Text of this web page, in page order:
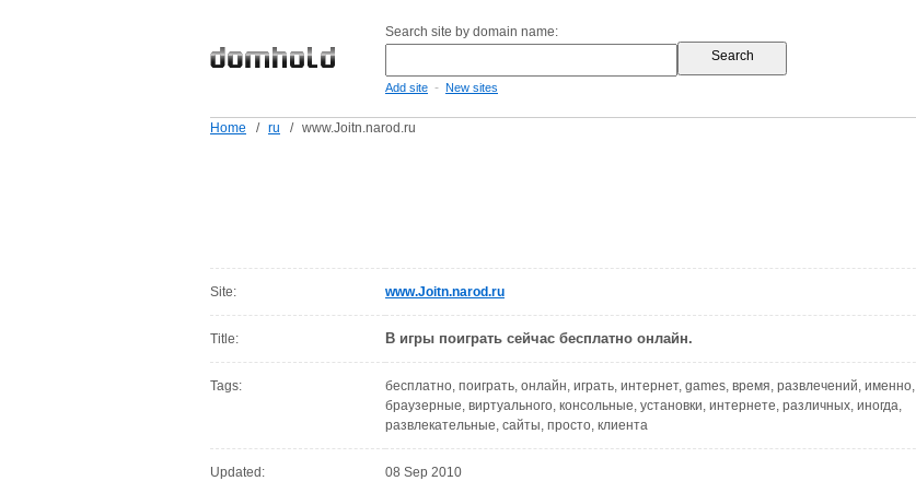
Search site by domain name:
Add site - New sites
Home / ru / www.Joitn.narod.ru
Site: www.Joitn.narod.ru
Title: В игры поиграть сейчас бесплатно онлайн.
Tags:
бесплатно, поиграть, онлайн, играть, интернет, games, время, развлечений, именно,
браузерные, виртуального, консольные, установки, интернете, различных, иногда,
развлекательные, сайты, просто, клиента
Updated: 08 Sep 2010